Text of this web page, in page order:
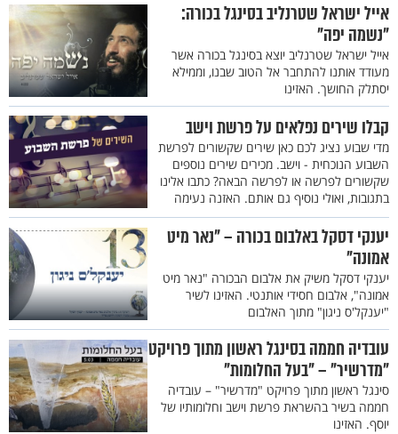
אייל ישראל שטרנליב בסינגל בכורה:
"נשמה יפה"
אייל ישראל שטרנליב יוצא בסינגל בכורה אשר
מעודד אותנו להתחבר אל הטוב שבנו, וממילא
יסתלק החושך. האזינו
קבלו שירים נפלאים על פרשת וישב
מדי שבוע נציג לכם כאן שירים שקשורים לפרשת
השבוע הנוכחית - וישב. מכירים שירים נוספים
שקשורים לפרשה או לפרשה הבאה? כתבו אלינו
בתגובות, ואולי נוסיף גם אותם. האזנה נעימה
יענקי דסקל באלבום בכורה – "נאר מיט
אמונה"
יענקי דסקל משיק את אלבום הבכורה "נאר מיט
אמונה", אלבום חסידי אותנטי. האזינו לשיר
"יענקל'ס ניגון" מתוך האלבום
עובדיה חממה בסינגל ראשון מתוך פרויקט
"מדרשיר" – "בעל החלומות"
סינגל ראשון מתוך פרויקט "מדרשיר" – עובדיה
חממה בשיר בהשראת פרשת וישב וחלומותיו של
יוסף. האזינו